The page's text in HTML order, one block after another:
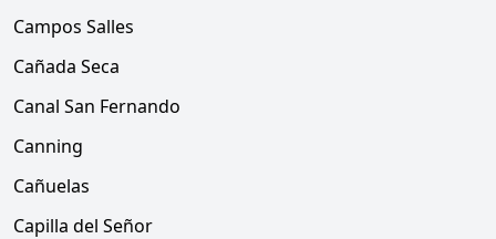
Campos Salles
Cañada Seca
Canal San Fernando
Canning
Cañuelas
Capilla del Señor